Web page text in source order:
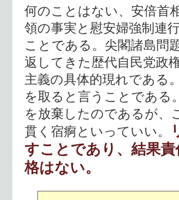
何のことはない、安倍首
領の事実と慰安婦強制連
ことである。尖閣諸島問
返してきた歴代自民党政
主義の具体的現れである
を取ると言うことである
を放棄したのであるが、
貫く宿痾といっていい。
すことであり、結果
格はない。